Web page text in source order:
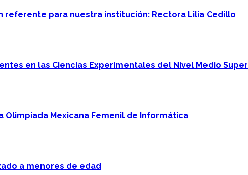
referente para nuestra institución: Rectora Lilia Cedillo
en las Ciencias Experimentales del Nivel Medio
Olimpiada Mexicana Femenil de Informática
a menores de edad